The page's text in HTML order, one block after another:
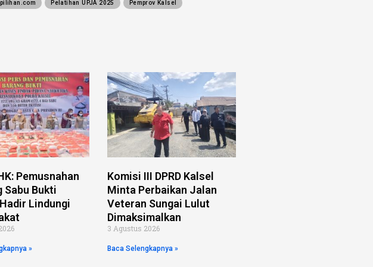
Pelatihan UPJA 2025 Pemprov Kalsel
Pemusnahan
Sabu Bukti
Lindungi
»
Komisi III DPRD Kalsel
Minta Perbaikan Jalan
Veteran Sungai Lulut
Dimaksimalkan
3 Agustus 2026
Baca Selengkapnya »